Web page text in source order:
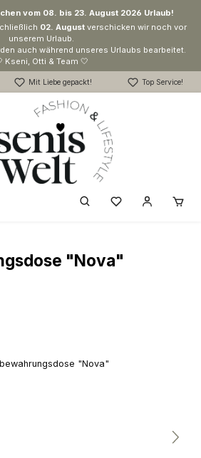
vom 08. bis 23. August 2026 Urlaub!
02. August verschicken wir noch vor
unserem Urlaub.
auch während unseres Urlaubs bearbeitet.
Kseni, Otti & Team 🤍
Mit Liebe gepackt! Top Service!
Du hast 0
"Nova"